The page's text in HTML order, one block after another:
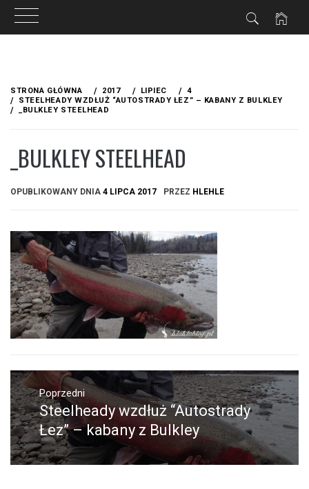
treści
STRONA GŁÓWNA 2017 LIPIEC
4
STEELHEADY WZDŁUŻ “AUTOSTRADY ŁEZ” – KABANY Z BULKLEY
_BULKLEY STEELHEAD
_BULKLEY STEELHEAD
OPUBLIKOWANY DNIA 4 LIPCA 2017 PRZEZ HLEHLE
Nawigacja
wpisuPoprzedni
Poprzedni
wpis:
Steelheady wzdłuż “Autostrady
Łez” – kabany z Bulkley